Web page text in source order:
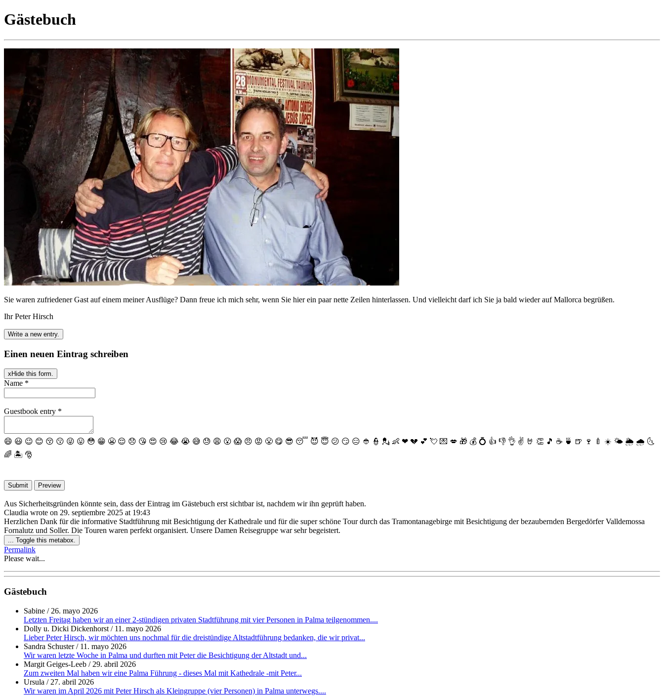
Gästebuch
Sie waren zufriedener Gast auf einem meiner Ausflüge? Dann freue ich mich sehr, wenn Sie hier ein paar nette Zeilen hinterlassen. Und vielleicht darf ich Sie ja bald wieder auf Mallorca begrüßen.
Ihr Peter Hirsch
Einen neuen Eintrag schreiben
x Hide this form.
Name *
Guestbook entry *
😄 😃 😉 😊 😚 😗 😜 😛 😳 😁 😬 😌 😞 😘 😍 😢 😂 😭 😅 😓 😩 😮 😱 😠 😡 😤 😋 😎 😴 😈 😇 😕 😏 😑 👲 👮 💂 👶 ❤ 💔 💕 💘 💌 💋 🎁 💰 💍 👍 👎 👌 ✌️ 🤘 👏 🎵 ☕️ 🍵 🍺 🍷 🍼 ☀️ 🌤 🌦 🌧 🌜
🌈 🏝 🎅
Aus Sicherheitsgründen könnte sein, dass der Eintrag im Gästebuch erst sichtbar ist, nachdem wir ihn geprüft haben.
Claudia wrote on 29. septiembre 2025 at 19:43
Herzlichen Dank für die informative Stadtführung mit Besichtigung der Kathedrale und für die super schöne Tour durch das Tramontanagebirge mit Besichtigung der bezaubernden Bergedörfer Valldemossa
Fornalutz und Soller. Die Touren waren perfekt organisiert. Unsere Damen Reisegruppe war sehr begeistert.
... Toggle this metabox.
Permalink
Please wait...
Gästebuch
Sabine / 26. mayo 2026
Letzten Freitag haben wir an einer 2-stündigen privaten Stadtführung mit vier Personen in Palma teilgenommen....
Dolly u. Dicki Dickenhorst / 11. mayo 2026
Lieber Peter Hirsch, wir möchten uns nochmal für die dreistündige Altstadtführung bedanken, die wir privat...
Sandra Schuster/ 11. mayo 2026
Wir waren letzte Woche in Palma und durften mit Peter die Besichtigung der Altstadt und...
Margit Geiges-Leeb / 29. abril 2026
Zum zweiten Mal haben wir eine Palma Führung - dieses Mal mit Kathedrale -mit Peter...
Ursula / 27. abril 2026
Wir waren im April 2026 mit Peter Hirsch als Kleingruppe (vier Personen) in Palma unterwegs....